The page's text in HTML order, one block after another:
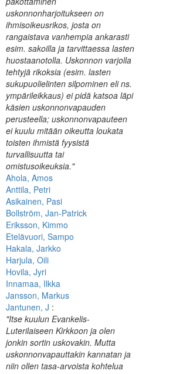
uskonnonharjoitukseen on
ihmisoikeusrikos, josta on
rangaistava vanhempia ankarasti
esim. sakoilla ja tarvittaessa lasten
huostaanotolla. Uskonnon varjolla
tehtyjä rikoksia (esim. lasten
sukupuolielinten silpominen eli ns.
ympärileikkaus) ei pidä katsoa läpi
käsien uskonnonvapauden
perusteella; uskonnonvapauteen
ei kuulu mitään oikeutta loukata
toisten ihmistä fyysistä
turvallisuutta tai
omistusoikeuksia."
Ahola, Amos
Anttila, Petri
Asikainen, Pasi
Bollström, Jan-Patrick
Eriksson, Kimmo
Etelävuori, Sampo
Hakala, Jarkko
Harjula, Oili
Hovila, Jyri
Innamaa, Ilkka
Jansson, Markus
Jantunen, J :
"Itse kuulun Evankelis-
Luterilaiseen Kirkkoon ja olen
jonkin sortin uskovakin. Mutta
uskonnonvapauttakin kannatan ja
niin ollen tasa-arvoista kohtelua